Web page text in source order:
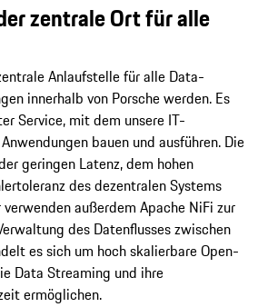
zentrale Ort für alle
Anlaufstelle für alle Data-
innerhalb von Porsche werden. Es
Service, mit dem unsere IT-
bauen und ausführen. Die
geringen Latenz, dem hohen
des dezentralen Systems
außerdem Apache NiFi zur
des Datenflusses zwischen
es sich um hoch skalierbare Open-
Data Streaming und ihre
ermöglichen.